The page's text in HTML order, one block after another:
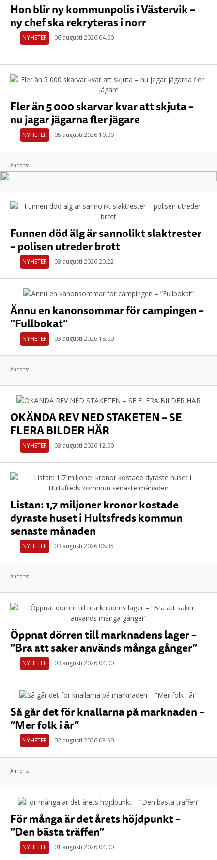
Hon blir ny kommunpolis i Västervik –
ny chef ska rekryteras i norr
NYHETER 06 augusti 2026 04.00
Fler än 5 000 skarvar kvar att skjuta –
nu jagar jägarna fler jägare
NYHETER 05 augusti 2026 10.00
Annons:
Funnen död älg är sannolikt slaktrester
– polisen utreder brott
NYHETER 03 augusti 2026 20.22
Ännu en kanonsommar för campingen –
”Fullbokat”
NYHETER 03 augusti 2026 18.00
Annons:
OKÄNDA REV NED STAKETEN – SE
FLERA BILDER HÄR
NYHETER 03 augusti 2026 12.00
Listan: 1,7 miljoner kronor kostade
dyraste huset i Hultsfreds kommun
senaste månaden
NYHETER 03 augusti 2026 06.35
Annons:
Öppnat dörren till marknadens lager –
”Bra att saker används många gånger”
NYHETER 03 augusti 2026 04.00
Så går det för knallarna på marknaden –
”Mer folk i år”
NYHETER 02 augusti 2026 03.59
Annons:
För många är det årets höjdpunkt –
”Den bästa träffen”
NYHETER 01 augusti 2026 04.00